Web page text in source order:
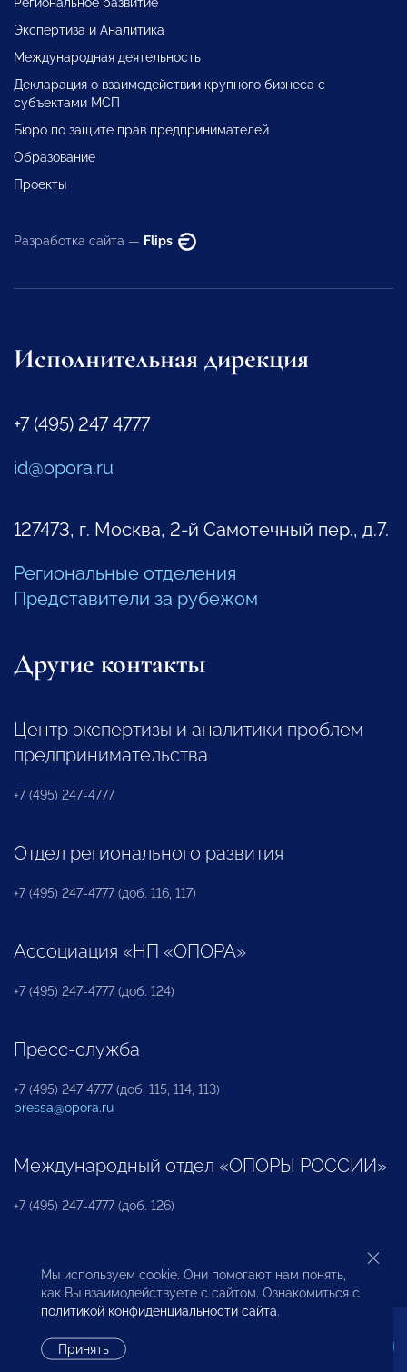
Региональное развитие
Экспертиза и Аналитика
Международная деятельность
Декларация о взаимодействии крупного бизнеса с
субъектами МСП
Бюро по защите прав предпринимателей
Образование
Проекты
Разработка сайта — Flips
Исполнительная дирекция
+7 (495) 247 4777
id@opora.ru
127473, г. Москва, 2-й Самотечный пер., д.7.
Региональные отделения
Представители за рубежом
Другие контакты
Центр экспертизы и аналитики проблем
предпринимательства
+7 (495) 247-4777
Отдел регионального развития
+7 (495) 247-4777 (доб. 116, 117)
Ассоциация «НП «ОПОРА»
+7 (495) 247-4777 (доб. 124)
Пресс-служба
+7 (495) 247 4777 (доб. 115, 114, 113)
pressa@opora.ru
Международный отдел «ОПОРЫ РОССИИ»
+7 (495) 247-4777 (доб. 126)
Бюро по защите прав предпринимателей и
инвесторов
Мы используем cookie. Они помогают нам понять,
как Вы взаимодействуете с сайтом. Ознакомиться с
политикой конфиденциальности сайта.
Принять